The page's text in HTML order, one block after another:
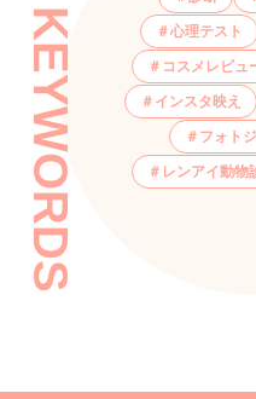
KEYWORDS 心理テスト
コスメレビュ
インスタ映え
フォト
レンアイ動物